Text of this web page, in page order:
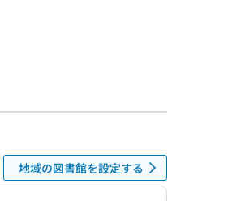
地域の図書館を設定する